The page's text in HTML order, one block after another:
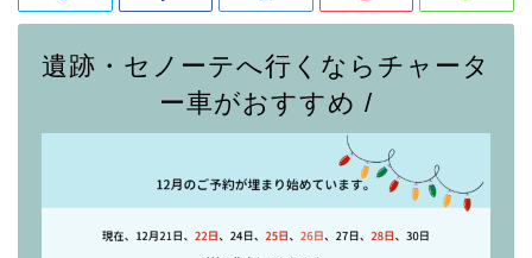
遺跡・セノーテへ行くならチャータ
ー車がおすすめ /